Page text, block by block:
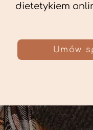
dietetykiem
Umów